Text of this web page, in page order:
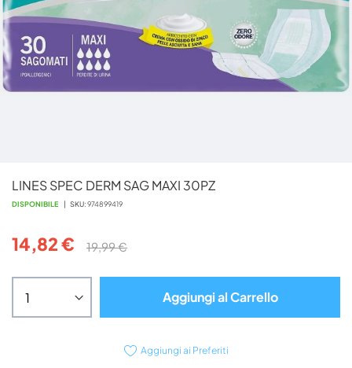
LINES SPEC DERM SAG MAXI 30PZ
DISPONIBILE SKU 974899419
14,82 € 19,99 €
Aggiungi al Carrello
Aggiungi ai Preferiti
all'inizio
della
immagini